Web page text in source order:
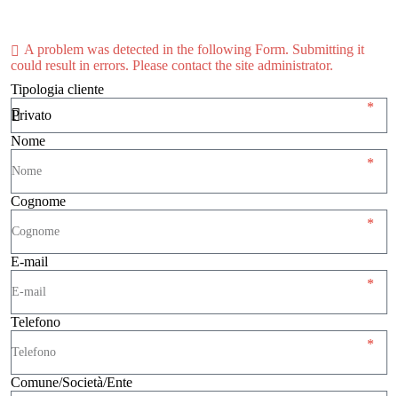
A problem was detected in the following Form. Submitting it
could result in errors. Please contact the site administrator.
Tipologia cliente
Nome
Cognome
E-mail
Telefono
Comune/Società/Ente